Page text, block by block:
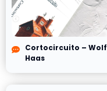
Cortocircuito – Wolf
Haas